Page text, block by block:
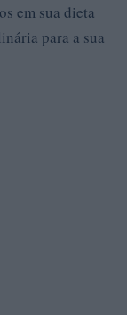
em sua dieta
para a sua